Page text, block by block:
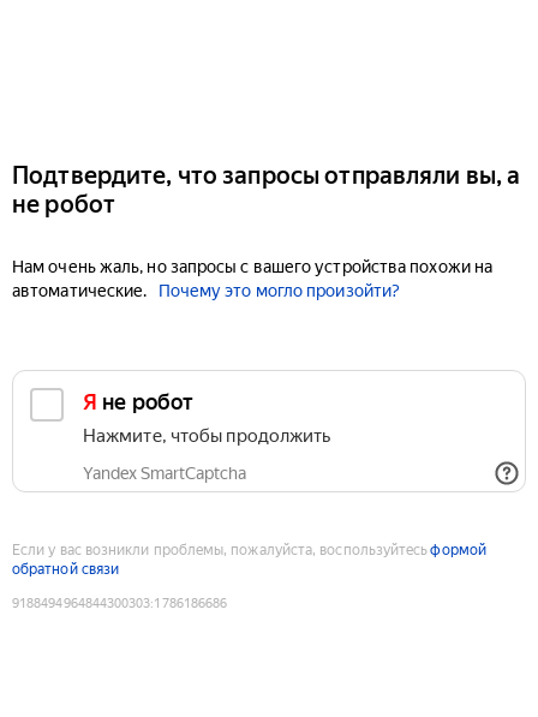
Подтвердите, что запросы отправляли вы, а
не робот
Нам очень жаль, но запросы с вашего устройства похожи на
автоматические.
Почему это могло произойти?
Я не робот
Нажмите, чтобы продолжить
Yandex SmartCaptcha
Если у вас возникли проблемы, пожалуйста, воспользуйтесьформой
обратной связи
9188494964844300303:1786186686